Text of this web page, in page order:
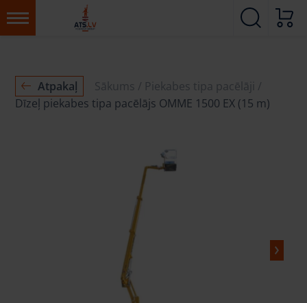
Atpakaļ Sākums
Piekabes tipa pacēlāji
Dīzeļ piekabes tipa pacēlājs OMME 1500 EX (15 m)